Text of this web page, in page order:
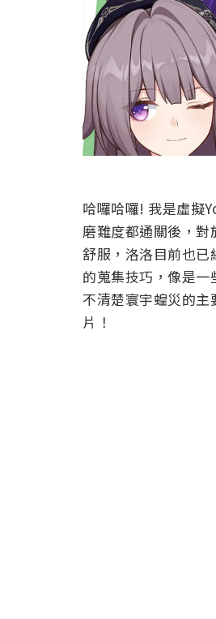
哈囉哈囉! 我是虛擬
磨難度都通關後，
舒服，洛洛目前也
的蒐集技巧，像是
不清楚寰宇蝗災的
片！